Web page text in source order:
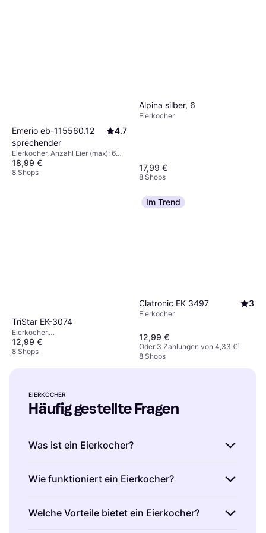
Emerio eb-115560.12
sprechender
4.7
Eierkocher, Anzahl Eier (max): 6
Stk.
18,99 €
8 Shops
Alpina silber, 6
Eierkocher
17,99 €
8 Shops
TriStar EK-3074
Eierkocher,
Spülmaschinengeeignet,
Abschaltautomatik, Anzahl Eier
12,99 €
8 Shops
Im Trend
Clatronic EK 3497 3
Eierkocher
12,99 €
Oder 3 Zahlungen von 4,33 €¹
8 Shops
EIERKOCHER
Häufig gestellte Fragen
Was ist ein Eierkocher?
Kochen von Eiern verwendet wird. Es
ermöglicht dir, Eier schnell und einfach zu
kochen, ohne sie im Wasserbad zu
überwachen. Du kannst die gewünschte
Wie funktioniert ein Eierkocher?
Wasser wird erhitzt, um Dampf zu erzeugen,
Welche Vorteile bietet ein Eierkocher?